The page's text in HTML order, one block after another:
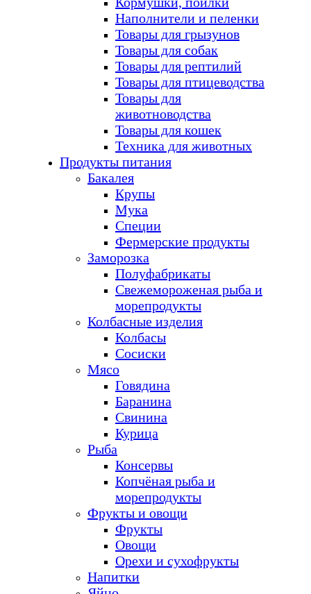
Наполнители и пеленки
Товары для грызунов
Товары для собак
Товары для рептилий
Товары для птицеводства
Товары для
животноводства
Товары для кошек
Техника для животных
Продукты питания
Бакалея
Крупы
Мука
Специи
Фермерские продукты
Заморозка
Полуфабрикаты
Свежемороженая рыба и
морепродукты
Колбасные изделия
Колбасы
Сосиски
Мясо
Говядина
Баранина
Свинина
Курица
Рыба
Консервы
Копчёная рыба и
морепродукты
Фрукты и овощи
Фрукты
Овощи
Орехи и сухофрукты
Напитки